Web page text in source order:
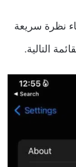
نظرة سريعة
التالية.